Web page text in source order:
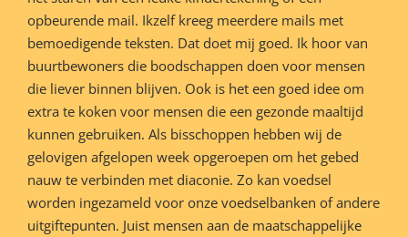
opbeurende mail. Ikzelf kreeg meerdere mails met
bemoedigende teksten. Dat doet mij goed. Ik hoor van
buurtbewoners die boodschappen doen voor mensen
die liever binnen blijven. Ook is het een goed idee om
extra te koken voor mensen die een gezonde maaltijd
kunnen gebruiken. Als bisschoppen hebben wij de
gelovigen afgelopen week opgeroepen om het gebed
nauw te verbinden met diaconie. Zo kan voedsel
worden ingezameld voor onze voedselbanken of andere
uitgiftepunten. Juist mensen aan de maatschappelijke